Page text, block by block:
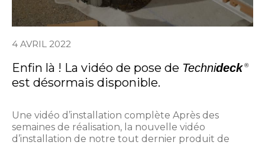
4 AVRIL 2022
Enfin là ! La vidéo de pose de Technideck ®
est désormais disponible.
Une vidéo d’installation complète Après des
semaines de réalisation, la nouvelle vidéo
d’installation de notre tout dernier produit de